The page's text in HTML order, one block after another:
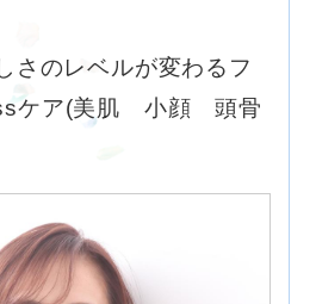
さのレベルが変わるフ
ケア(美肌 小顔 頭骨